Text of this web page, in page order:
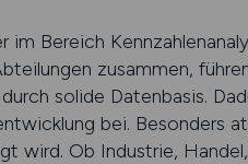
im Bereich
zusammen,
solide Datenbasis.
bei. Besonders
wird. Ob Industrie,